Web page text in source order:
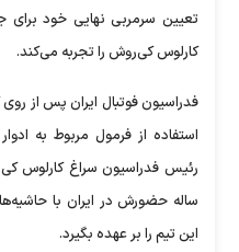
کارلوس کی‌روش را تجربه می‌کند.
فدراسیون فوتبال ایران پس از
رئیس فدراسیون سراغ کارلوس
ساله حضورش در ایران با
این تیم را بر عهده بگیرد.